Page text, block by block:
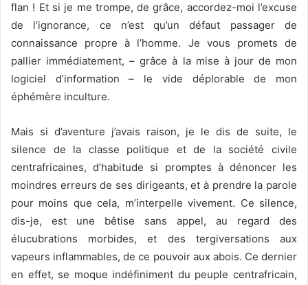
flan ! Et si je me trompe, de grâce, accordez-moi l’excuse
de l’ignorance, ce n’est qu’un défaut passager de
connaissance propre à l’homme. Je vous promets de
pallier immédiatement, – grâce à la mise à jour de mon
logiciel d’information – le vide déplorable de mon
éphémère inculture.
Mais si d’aventure j’avais raison, je le dis de suite, le
silence de la classe politique et de la société civile
centrafricaines, d’habitude si promptes à dénoncer les
moindres erreurs de ses dirigeants, et à prendre la parole
pour moins que cela, m’interpelle vivement. Ce silence,
dis-je, est une bêtise sans appel, au regard des
élucubrations morbides, et des tergiversations aux
vapeurs inflammables, de ce pouvoir aux abois. Ce dernier
en effet, se moque indéfiniment du peuple centrafricain,